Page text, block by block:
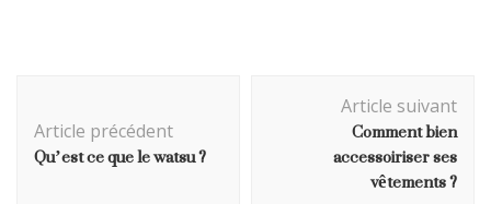
d'article
Article précédent
Qu’est ce que le watsu ?
Article suivant
Comment bien
accessoiriser ses
vêtements ?